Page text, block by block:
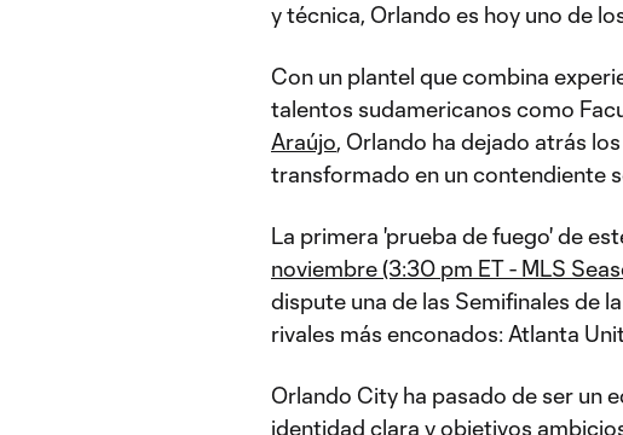
y técnica, Orlando es hoy uno de
Con un plantel que combina
talentos sudamericanos como
Araújo, Orlando ha dejado atrás
transformado en un contendiente
La primera 'prueba de fuego' de
noviembre (3:30 pm ET - MLS
dispute una de las Semifinales de
rivales más enconados: Atlanta
Orlando City ha pasado de ser un
identidad clara y objetivos